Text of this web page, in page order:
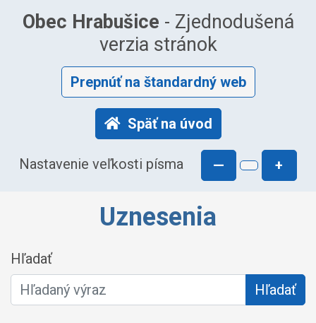
Obec Hrabušice - Zjednodušená
verzia stránok
Prepnúť na štandardný web
Späť na úvod
Nastavenie veľkosti písma — +
Uznesenia
Hľadať
Hľadať